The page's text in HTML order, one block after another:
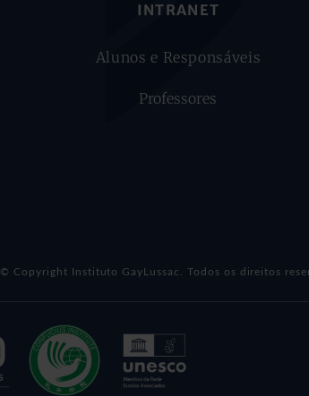
INTRANET
Alunos e Responsáveis
Professores
© Copyright Instituto GayLussac. Todos os direitos